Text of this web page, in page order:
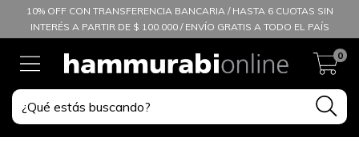
10% OFF CON TRANSFERENCIA BANCARIA / HASTA 6 CUOTAS SIN
INTERÉS A PARTIR DE $ 100.000 / ENVÍO GRATIS A TODO EL PAÍS
0